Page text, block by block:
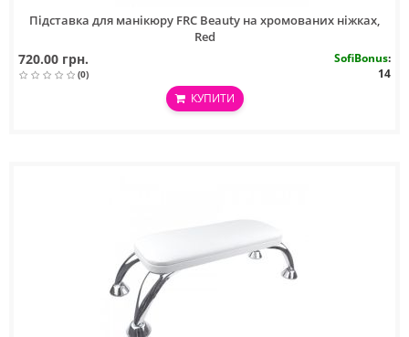
Підставка для манікюру FRC Beauty на хромованих ніжках,
Red
720.00 грн.
(0)
SofiBonus:
14
КУПИТИ